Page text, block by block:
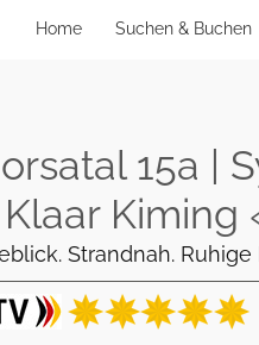
Home Suchen & Buchen
15a |
Kiming
Strandnah.